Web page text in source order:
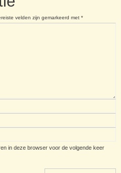
velden zijn gemarkeerd met *
in deze browser voor de volgende keer